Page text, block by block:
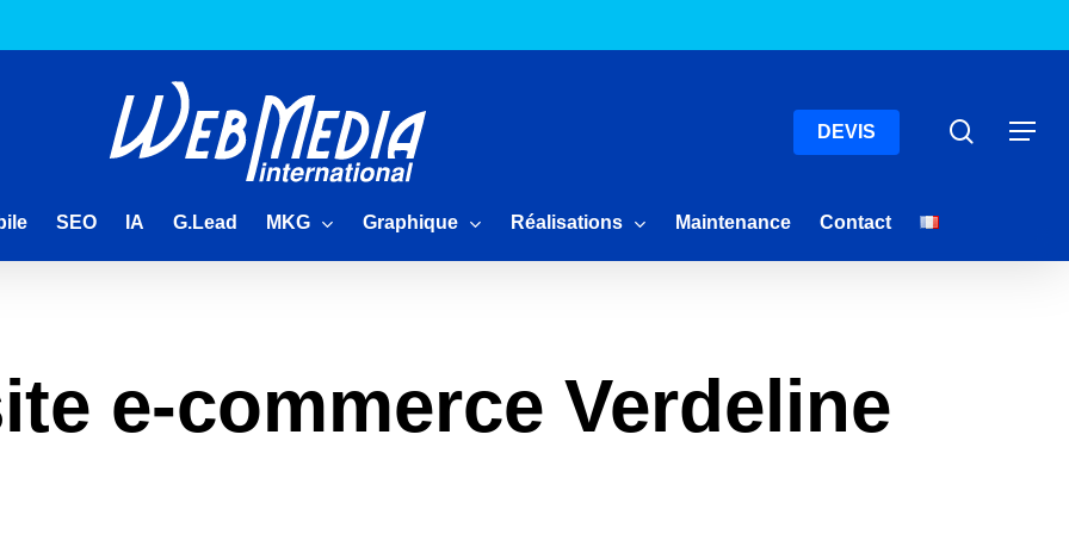
DEVIS Menu
SEO IA G.Lead MKG Graphique Réalisations Maintenance Contact
e-commerce Verdeline